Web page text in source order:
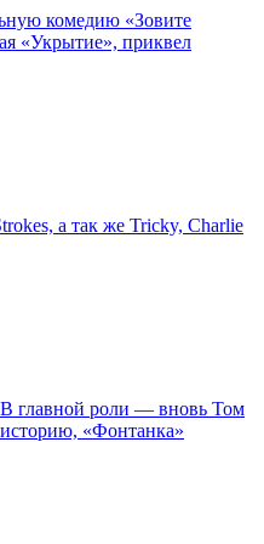
комедию «Зовите
«Укрытие», приквел
а так же Tricky, Charlie
главной роли — вновь Том
«Фонтанка»